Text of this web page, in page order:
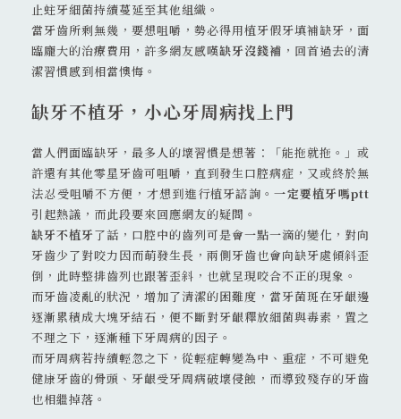
止蛀牙細菌持續蔓延至其他組織。
當牙齒所剩無幾，要想咀嚼，勢必得用植牙假牙填補缺牙，面
臨龐大的治療費用，許多網友感嘆缺牙沒錢補 ，回首過去的清
潔習慣感到相當懊悔。
缺牙不植牙，小心牙周病找上門
當人們面臨缺牙，最多人的壞習慣是想著：「能拖就拖。」或
許還有其他零星牙齒可咀嚼，直到發生口腔病症，又或終於無
法忍受咀嚼不方便，才想到進行植牙諮詢。一定要植牙嗎ptt
引起熱議，而此段要來回應網友的疑問。
缺牙不植牙了話，口腔中的齒列可是會一點一滴的變化，對向
牙齒少了對咬力因而萌發生長，兩側牙齒也會向缺牙處傾斜歪
倒，此時整排齒列也跟著歪斜，也就呈現咬合不正的現象。
而牙齒凌亂的狀況，增加了清潔的困難度，當牙菌斑在牙齦邊
逐漸累積成大塊牙結石，便不斷對牙齦釋放細菌與毒素，置之
不理之下，逐漸種下牙周病的因子。
而牙周病若持續輕忽之下，從輕症轉變為中、重症，不可避免
健康牙齒的骨頭、牙齦受牙周病破壞侵蝕，而導致殘存的牙齒
也相繼掉落。